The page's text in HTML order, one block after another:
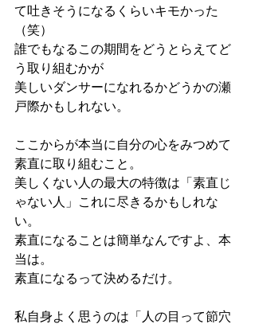
て吐きそうになるくらいキモかった
（笑）
誰でもなるこの期間をどうとらえてど
う取り組むかが
美しいダンサーになれるかどうかの瀬
戸際かもしれない。
ここからが本当に自分の心をみつめて
素直に取り組むこと。
美しくない人の最大の特徴は「素直じ
ゃない人」これに尽きるかもしれな
い。
素直になることは簡単なんですよ、本
当は。
素直になるって決めるだけ。
私自身よく思うのは「人の目って節穴